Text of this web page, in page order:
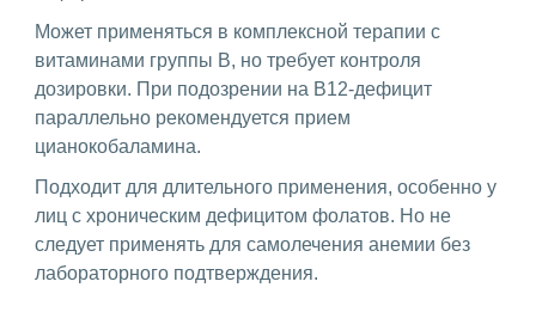
Может применяться в комплексной терапии с
витаминами группы B, но требует контроля
дозировки. При подозрении на B12-дефицит
параллельно рекомендуется прием
цианокобаламина.
Подходит для длительного применения, особенно у
лиц с хроническим дефицитом фолатов. Но не
следует применять для самолечения анемии без
лабораторного подтверждения.